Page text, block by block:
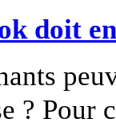
doit
? Pour